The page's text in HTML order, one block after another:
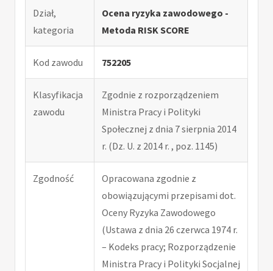
Dział,
kategoria
Ocena ryzyka zawodowego -
Metoda RISK SCORE
Kod zawodu 752205
Klasyfikacja
zawodu
Zgodnie z rozporządzeniem
Ministra Pracy i Polityki
Społecznej z dnia 7 sierpnia 2014
r. (Dz. U. z 2014 r. , poz. 1145)
Zgodność
Opracowana zgodnie z
obowiązującymi przepisami dot.
Oceny Ryzyka Zawodowego
(Ustawa z dnia 26 czerwca 1974 r.
– Kodeks pracy; Rozporządzenie
Ministra Pracy i Polityki Socjalnej